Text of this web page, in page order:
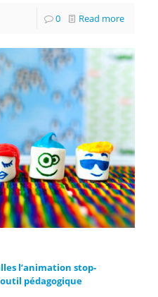
0 Read more
l’animation stop-
pédagogique